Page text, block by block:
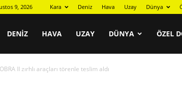
9, 2026 Kara Deniz Hava Uzay Dünya
DENIZ HAVA UZAY DÜNYA ÖZEL
II zırhlı araçları törenle teslim aldı